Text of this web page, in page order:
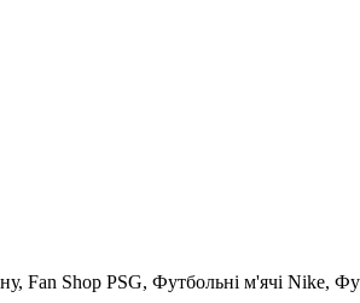
Fan Shop PSG, Футбольні м'ячі Nike,